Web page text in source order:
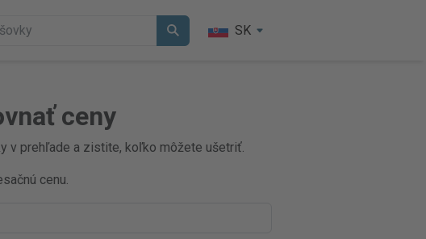
SK
ceny
v prehľade a zistite, koľko môžete ušetriť.
cenu.